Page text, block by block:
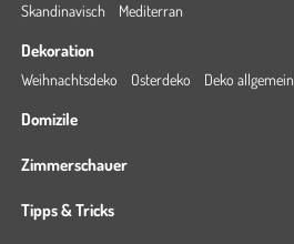
Skandinavisch
Mediterran
Dekoration
Weihnachtsdeko Osterdeko Deko allgemein
Domizile
Zimmerschauer
Tipps & Tricks